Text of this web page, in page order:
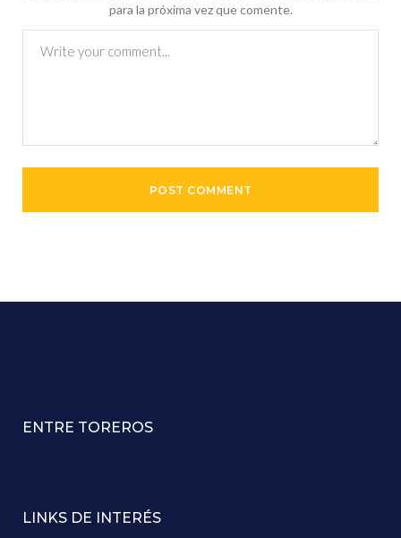
para la próxima vez que comente.
ENTRE TOREROS
LINKS DE INTERÉS